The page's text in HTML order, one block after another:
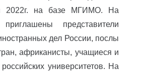
2022г. на базе МГИМО. На
представители
дел России, послы
африканисты, учащиеся и
университетов. На